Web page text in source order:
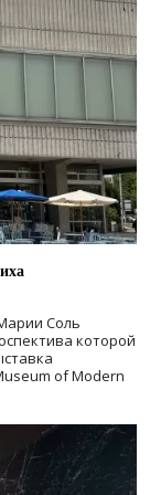
Соль
которой
of Modern